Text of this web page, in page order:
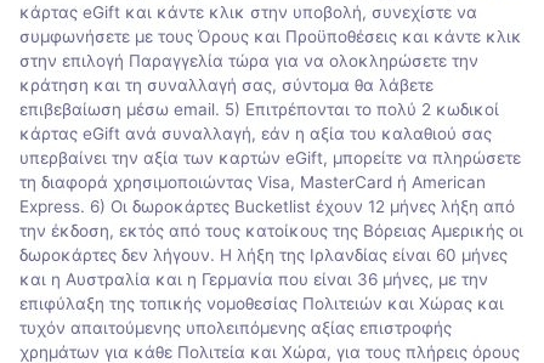
κάρτας eGift και κάντε κλικ στην υποβολή, συνεχίστε να
συμφωνήσετε με τους Όρους και Προϋποθέσεις και κάντε κλικ
στην επιλογή Παραγγελία τώρα για να ολοκληρώσετε την
κράτηση και τη συναλλαγή σας, σύντομα θα λάβετε
επιβεβαίωση μέσω email. 5) Επιτρέπονται το πολύ 2 κωδικοί
κάρτας eGift ανά συναλλαγή, εάν η αξία του καλαθιού σας
υπερβαίνει την αξία των καρτών eGift, μπορείτε να πληρώσετε
τη διαφορά χρησιμοποιώντας Visa, MasterCard ή American
Express. 6) Οι δωροκάρτες Bucketlist έχουν 12 μήνες λήξη από
την έκδοση, εκτός από τους κατοίκους της Βόρειας Αμερικής οι
δωροκάρτες δεν λήγουν. Η λήξη της Ιρλανδίας είναι 60 μήνες
και η Αυστραλία και η Γερμανία που είναι 36 μήνες, με την
επιφύλαξη της τοπικής νομοθεσίας Πολιτειών και Χώρας και
τυχόν απαιτούμενης υπολειπόμενης αξίας επιστροφής
χρημάτων για κάθε Πολιτεία και Χώρα, για τους πλήρεις όρους